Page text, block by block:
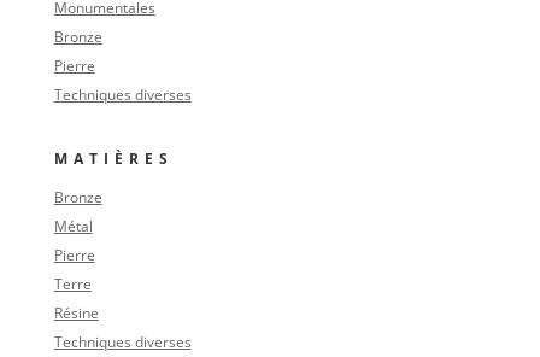
Monumentales
Bronze
Pierre
Techniques diverses
MATIÈRES
Bronze
Métal
Pierre
Terre
Résine
Techniques diverses